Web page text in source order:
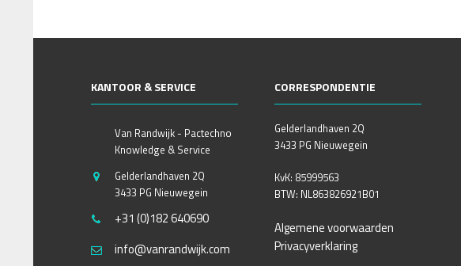
KANTOOR & SERVICE
Van Randwijk - Pactechno
Knowledge & Service
Gelderlandhaven 2Q
3433 PG Nieuwegein
+31 (0)182 640690
info@vanrandwijk.com
CORRESPONDENTIE
Gelderlandhaven 2Q
3433 PG Nieuwegein
KvK: 85999563
BTW: NL863826921B01
Algemene voorwaarden
Privacyverklaring